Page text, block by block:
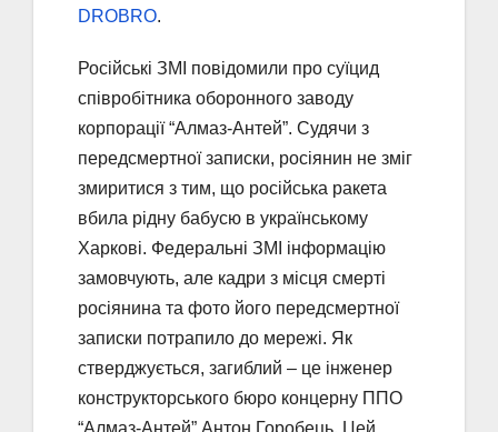
DROBRO.
Російські ЗМІ повідомили про суїцид
співробітника оборонного заводу
корпорації “Алмаз-Антей”. Судячи з
передсмертної записки, росіянин не зміг
змиритися з тим, що російська ракета
вбила рідну бабусю в українському
Харкові. Федеральні ЗМІ інформацію
замовчують, але кадри з місця смерті
росіянина та фото його передсмертної
записки потрапило до мережі. Як
стверджується, загиблий – це інженер
конструкторського бюро концерну ППО